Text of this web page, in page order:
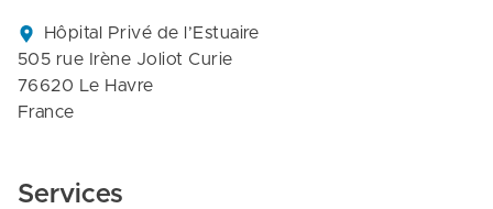
Hôpital Privé de l’Estuaire
505 rue Irène Joliot Curie
76620 Le Havre
France
Services